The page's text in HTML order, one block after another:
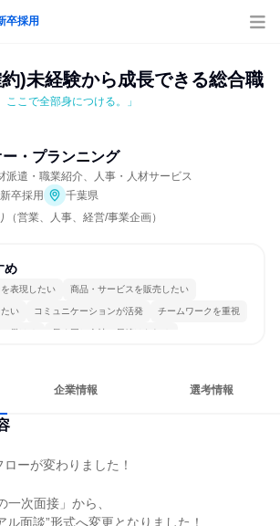
卒採用
)未経験から成長できる総合職
ここで全部身につける。」
・プランニング
派遣・職業紹介、人事・人材サービス
卒採用
千葉県
営業、人事、経営/事業企画）
め
表現したい 商品・サービスを販売したい
い コミュニケーションが活発 チームワークを重視
働ける 長く同じ会社に居続けられる
企業情報 選考情報
ーが変わりました！
一次面接」から、
ル面談”形式へ変更となりました！